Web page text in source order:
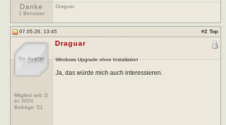
Danke
1 Benutzer
Draguar
07.05.26, 13:45 #2 Top
Mitglied seit: D
ec 2024
Beiträge: 51
Draguar
Windows Upgrade ohne Installation
Ja, das würde mich auch interessieren.